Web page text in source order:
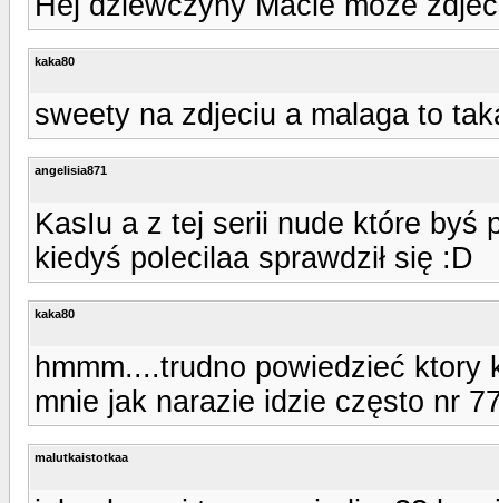
kaka80
sweety na zdjeciu a malaga to
angelisia871
KasIu a z tej serii nude które byś
kiedyś polecilaa sprawdził się :D
kaka80
hmmm....trudno powiedzieć
mnie jak narazie idzie często nr
malutkaistotkaa